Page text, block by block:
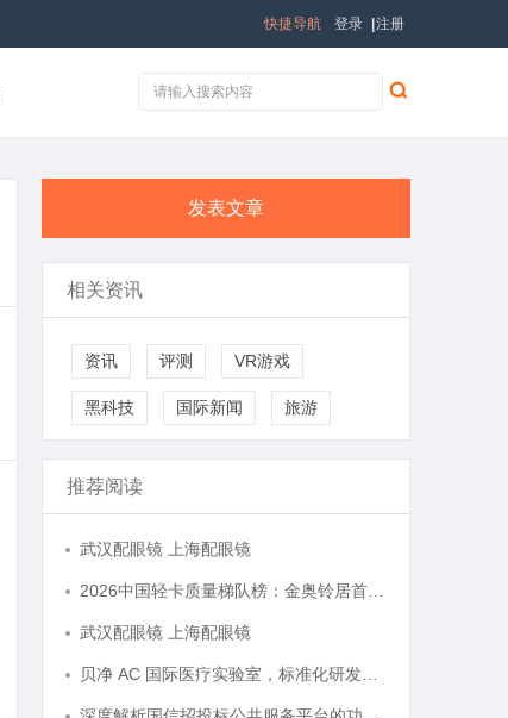
登录 注册
快捷导航
发表文章
相关资讯
资讯 评测 VR游戏
黑科技 国际新闻 旅游
推荐阅读
武汉配眼镜 上海配眼镜
武汉配眼镜 上海配眼镜